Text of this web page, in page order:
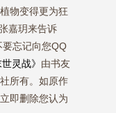
物变得更为狂
嘉玥来告诉
忘记向您QQ
世灵战》 由书友
所有。如原作
即删除您认为